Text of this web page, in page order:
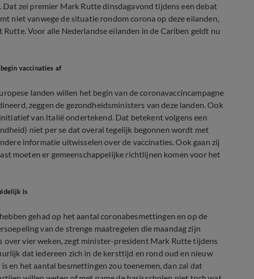
zei premier Mark Rutte dinsdagavond tijdens een debat
niet vanwege de situatie rondom corona op deze eilanden,
Voor alle Nederlandse eilanden in de Cariben geldt nu
vaccinaties af
landen willen het begin van de coronavaccincampagne
zeggen de gezondheidsministers van deze landen. Ook
van Italië ondertekend. Dat betekent volgens een
niet per se dat overal tegelijk begonnen wordt met
informatie uitwisselen over de vaccinaties. Ook gaan zij
moeten er gemeenschappelijke richtlijnen komen voor het
is
gehad op het aantal coronabesmettingen en op de
van de strenge maatregelen die maandag zijn
over vier weken, zegt minister-president Mark Rutte tijdens
dat iedereen zich in de kersttijd en rond oud en nieuw
en het aantal besmettingen zou toenemen, dan zal dat